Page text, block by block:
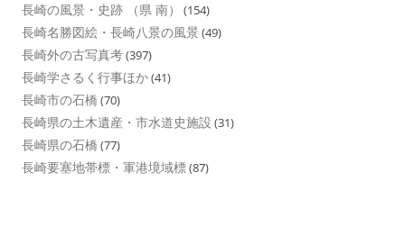
長崎の風景・史跡 （県 南） (154)
長崎名勝図絵・長崎八景の風景 (49)
長崎外の古写真考(397)
長崎学さるく行事ほか(41)
長崎市の石橋 (70)
長崎県の土木遺産・市水道史施設 (31)
長崎県の石橋 (77)
長崎要塞地帯標・軍港境域標(87)